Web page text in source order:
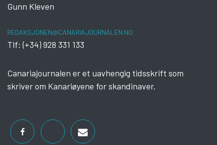
Gunn Kleven
REDAKSJONEN@CANARIAJOURNALEN.NO
Tlf: (+34) 928 331 133
Canariajournalen er et uavhengig tidsskrift som
skriver om Kanariøyene for skandinaver.